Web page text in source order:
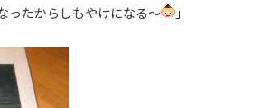
ったからしもやけになる〜
」